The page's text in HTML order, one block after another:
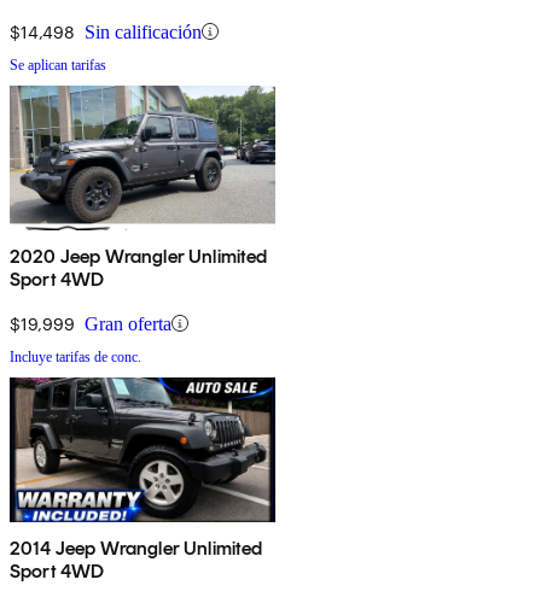
$14,498 Sin calificación
Se aplican tarifas
2020 Jeep Wrangler Unlimited
Sport 4WD
$19,999 Gran oferta
Incluye tarifas de conc.
2014 Jeep Wrangler Unlimited
Sport 4WD